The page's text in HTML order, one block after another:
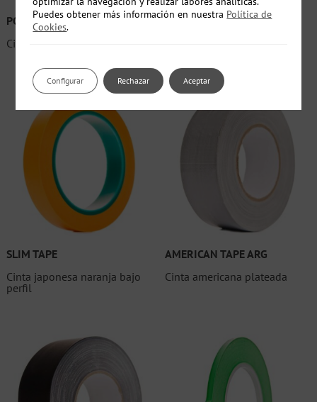
POLAR STAR TAPE
Cinta adhesiva
TOP-Q
SLIM TAPE
Cinta japonesa naranja bajo
perfil
AMERICAN TAPE ARG
Cinta americana plateada
Puedes obtener más información en nuestra Política de
Cookies.
Aceptar
Rechazar
Configurar